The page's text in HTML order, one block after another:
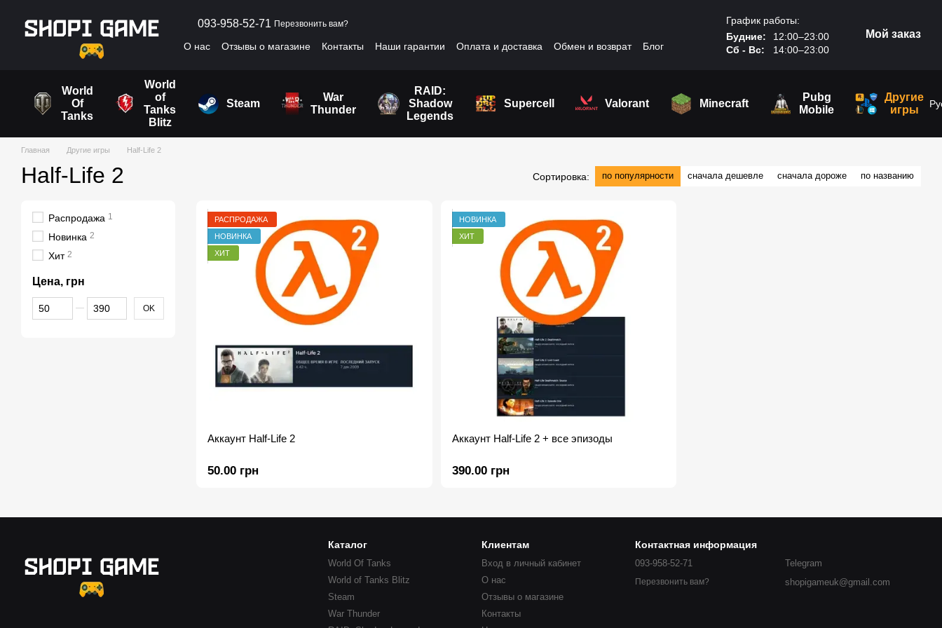
093-958-52-71 Перезвонить вам?
О нас Отзывы о магазине Контакты Наши гарантии Оплата и доставка Обмен и возврат
Блог
График работы:
Будние:
12:00–23:00
Сб - Вс:
14:00–23:00
Мой заказ
World
Of
Tanks
World
of
Tanks
Blitz
Steam
War
Thunder
RAID:
Shadow
Legends
Supercell Valorant Minecraft
Pubg
Mobile
Другие
игры
Главная Другие игры Half-Life 2
Half-Life 2 Сортировка: по популярности сначала дешевле сначала дороже по названию
РАСПРОДАЖА
НОВИНКА
ХИТ
Аккаунт Half-Life 2
50.00 грн
НОВИНКА
ХИТ
Аккаунт Half-Life 2 + все эпизоды
390.00 грн
Распродажа 1
Новинка 2
Хит 2
Цена, грн
От Цена, грн
До Цена, грн OK
Каталог
World Of Tanks
World of Tanks Blitz
Steam
War Thunder
Клиентам
Вход в личный кабинет
О нас
Отзывы о магазине
Контакты
Контактная информация
093-958-52-71
Перезвонить вам?
Telegram
shopigameuk@gmail.com